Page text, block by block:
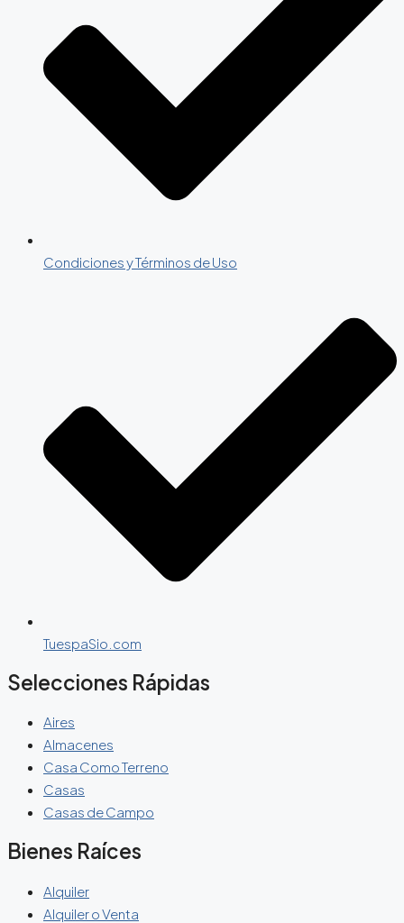
Condiciones y Términos de Uso
TuespaSio.com
Selecciones Rápidas
Aires
Almacenes
Casa Como Terreno
Casas
Casas de Campo
Bienes Raíces
Alquiler
Alquiler o Venta